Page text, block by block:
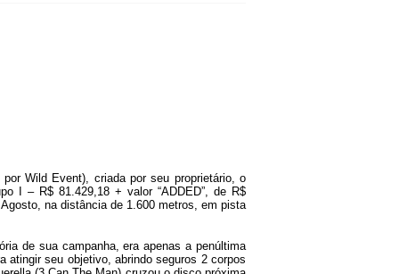
Wild Event), criada por seu proprietário, o
I – R$ 81.429,18 + valor “ADDED”, de R$
na distância de 1.600 metros, em pista
de sua campanha, era apenas a penúltima
atingir seu objetivo, abrindo seguros 2 corpos